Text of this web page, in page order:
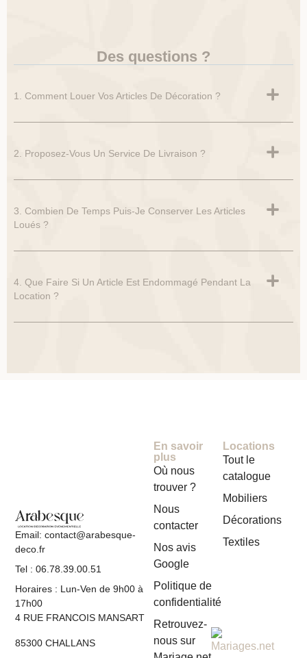
Des questions ?
1. Comment Louer Vos Articles De Décoration ?
2. Proposez-Vous Un Service De Livraison ?
3. Combien De Temps Puis-Je Conserver Les Articles
Loués ?
4. Que Faire Si Un Article Est Endommagé Pendant La
Location ?
Email: contact@arabesque-
deco.fr
Tel : 06.78.39.00.51
Horaires : Lun-Ven de 9h00 à
17h00
4 RUE FRANCOIS MANSART
85300 CHALLANS
Locations
Tout le
catalogue
Mobiliers
Décorations
Textiles
En savoir
plus
Où nous
trouver ?
Nous
contacter
Nos avis
Google
Politique de
confidentialité
Retrouvez-
nous sur